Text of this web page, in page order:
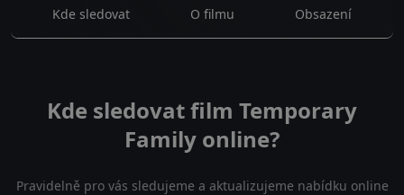
Kde sledovat O filmu Obsazení
Kde sledovat film Temporary
Family online?
Pravidelně pro vás sledujeme a aktualizujeme nabídku online